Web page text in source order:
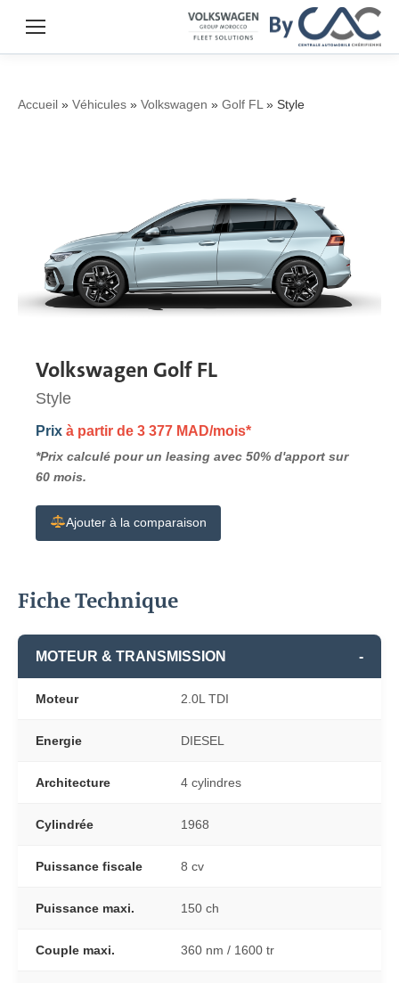
Accueil » Véhicules » Volkswagen » Golf FL » Style
Volkswagen Golf FL
Style
Prix à partir de 3 377 MAD/mois*
*Prix calculé pour un leasing avec 50% d'apport sur
60 mois.
Ajouter à la comparaison
Fiche Technique
MOTEUR & TRANSMISSION -
Moteur 2.0L TDI
Energie DIESEL
Architecture 4 cylindres
Cylindrée 1968
Puissance fiscale 8 cv
Puissance maxi. 150 ch
Couple maxi. 360 nm / 1600 tr